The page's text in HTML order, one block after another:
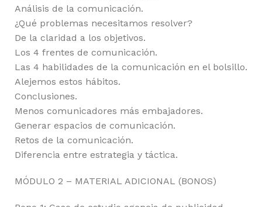
Análisis de la comunicación.
¿Qué problemas necesitamos resolver?
De la claridad a los objetivos.
Los 4 frentes de comunicación.
Las 4 habilidades de la comunicación en el bolsillo.
Alejemos estos hábitos.
Conclusiones.
Menos comunicadores más embajadores.
Generar espacios de comunicación.
Retos de la comunicación.
Diferencia entre estrategia y táctica.
MÓDULO 2 – MATERIAL ADICIONAL (BONOS)